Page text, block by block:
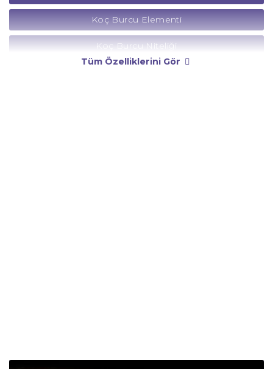
Koç Burcu Elementi
Koç Burcu Niteliği
Koç Burcu Olumlu Yönleri
Tüm Özelliklerini Gör